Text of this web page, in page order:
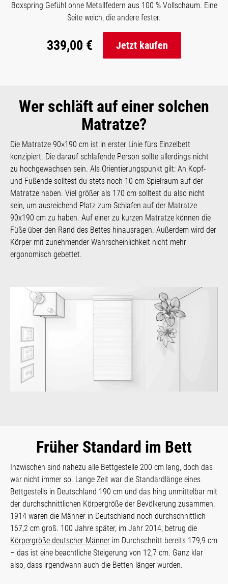
Boxspring Gefühl ohne Metallfedern aus 100 % Vollschaum. Eine
Seite weich, die andere fester.
339,00 € Jetzt kaufen
Wer schläft auf einer solchen
Matratze?
Die Matratze 90×190 cm ist in erster Linie fürs Einzelbett
konzipiert. Die darauf schlafende Person sollte allerdings nicht
zu hochgewachsen sein. Als Orientierungspunkt gilt: An Kopf-
und Fußende solltest du stets noch 10 cm Spielraum auf der
Matratze haben. Viel größer als 170 cm solltest du also nicht
sein, um ausreichend Platz zum Schlafen auf der Matratze
90x190 cm zu haben. Auf einer zu kurzen Matratze können die
Füße über den Rand des Bettes hinausragen. Außerdem wird der
Körper mit zunehmender Wahrscheinlichkeit nicht mehr
ergonomisch gebettet.
Früher Standard im Bett
Inzwischen sind nahezu alle Bettgestelle 200 cm lang, doch das
war nicht immer so. Lange Zeit war die Standardlänge eines
Bettgestells in Deutschland 190 cm und das hing unmittelbar mit
der durchschnittlichen Körpergröße der Bevölkerung zusammen.
1914 waren die Männer in Deutschland noch durchschnittlich
167,2 cm groß. 100 Jahre später, im Jahr 2014, betrug die
Körpergröße deutscher Männer im Durchschnitt bereits 179,9 cm
– das ist eine beachtliche Steigerung von 12,7 cm. Ganz klar
also, dass irgendwann auch die Betten länger wurden.